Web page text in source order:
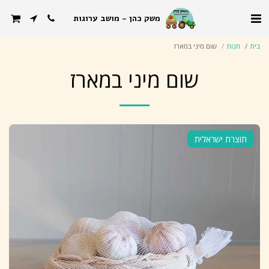
משק כהן - מושב ערוגות
בית חנות שום מיני במארז
שום מיני במארז
תוצרת ישראלית